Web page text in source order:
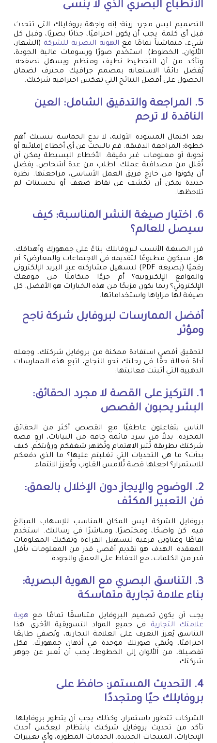
الانطباع البصري الذي لا ينسى
التصميم ليس مجرد زينة؛ إنه واجهة بروفايلك التي تتحدث
قبل أي كلمة. يجب أن يكون احترافيًا، جذابًا بصريًا، وقبل كل
شيء، متماشياً تمامًا مع الهوية البصرية للشركة (الشعار،
الألوان، الخطوط). استخدم صورًا ورسومات عالية الجودة،
وتأكد من أن التخطيط نظيف ومنظم ويسهل تصفحه.
يُفضل دائمًا الاستعانة بمصمم جرافيك محترف لضمان
الحصول على أفضل النتائج التي تعكس احترافية شركتك.
5. المراجعة والتدقيق الشامل: العين
الناقدة لا ترحم
بعد اكتمال المسودة الأولية، لا تدع الحماسة تنسيك أهم
خطوة: المراجعة الدقيقة. قم بالبحث عن أي أخطاء إملائية أو
نحوية أو معلومات غير دقيقة. الأخطاء البسيطة يمكن أن
تُقلل من مصداقية عملك. اطلب من عدة أشخاص، يفضل
أن يكونوا من خارج فريق العمل الأساسي، مراجعتها. نظرة
جديدة يمكن أن تكشف عن نقاط ضعف أو تحسينات لم
تلاحظها.
6. اختيار صيغة النشر المناسبة: كيف
سيصل للعالم؟
قرر الصيغة الأنسب لبروفايلك بناءً على جمهورك وأهدافك.
هل سيكون مطبوعًا لتقديمه في الاجتماعات والمعارض؟ أم
رقميًا (بصيغة PDF) لتسهيل مشاركته عبر البريد الإلكتروني
والمواقع الإلكترونية؟ أم جزءًا متكاملًا من موقعك
الإلكتروني؟ ربما يكون مزيجًا من هذه الخيارات هو الأفضل. كل
صيغة لها مزاياها واستخداماتها.
أفضل الممارسات لبروفايل شركة ناجح
ومؤثر
لتحقيق أقصى استفادة ممكنة من بروفايل شركتك، وجعله
أداة فعالة حقًا في رحلتك نحو النجاح، اتبع هذه الممارسات
الذهبية التي أثبتت فعاليتها:
1. التركيز على القصة لا مجرد الحقائق:
البشر يحبون القصص
الناس يتفاعلون عاطفيًا مع القصص أكثر من الحقائق
المجردة. بدلاً من سرد قائمة جافة من البيانات، اروِ قصة
شركتك بطريقة تُثير الاهتمام وتُظهر شغفكم ورؤيتكم. كيف
بدأت؟ ما هي التحديات التي تغلبتم عليها؟ ما الذي دفعكم
للاستمرار؟ اجعلها قصة تُلامس القلوب وتُعزز الانتماء.
2. الوضوح والإيجاز دون الإخلال بالعمق:
فن التعبير المكثف
بروفايل الشركة ليس المكان المناسب للإسهاب المبالغ
فيه. كن واضحًا، ومختصرًا، ومباشرًا في رسالتك. استخدم
نقاطًا وعناوين فرعية لتسهيل القراءة وتفكيك المعلومات
المعقدة. الهدف هو تقديم أقصى قدر من المعلومات بأقل
قدر من الكلمات، مع الحفاظ على العمق والجودة.
3. التناسق البصري مع الهوية البصرية:
بناء علامة تجارية متماسكة
يجب أن يكون تصميم البروفايل متناسقًا تمامًا مع هوية
علامتك التجارية في جميع المواد التسويقية الأخرى. هذا
التناسق يُعزز التعرف على العلامة التجارية، ويُضفي طابعًا
احترافيًا، ويُبقي صورتك موحدة في أذهان جمهورك. فكل
تفصيلة، من الألوان إلى الخطوط، يجب أن تُعبر عن جوهر
شركتك.
4. التحديث المستمر: حافظ على
بروفايلك حيًا ومتجددًا
الشركات تتطور باستمرار، وكذلك يجب أن يتطور بروفايلها.
تأكد من تحديث بروفايل شركتك بانتظام ليعكس أحدث
الإنجازات، المنتجات الجديدة، الخدمات المطورة، وأي تغييرات